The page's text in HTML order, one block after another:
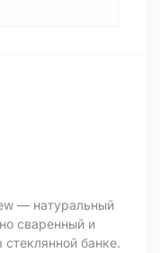
— натуральный
сваренный и
банке.